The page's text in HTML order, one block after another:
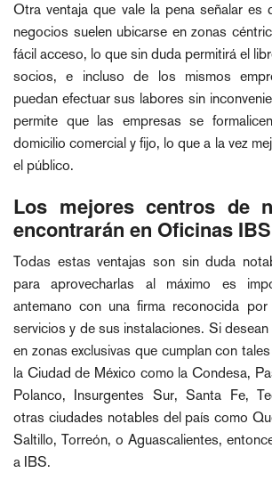
Otra ventaja que vale la pena señalar es
negocios suelen ubicarse en zonas
fácil acceso, lo que sin duda permitirá el
socios, e incluso de los mismos
puedan efectuar sus labores sin
permite que las empresas se
domicilio comercial y fijo, lo que a la vez
el público.
Los mejores centros de
encontrarán en Oficinas IBS
Todas estas ventajas son sin duda
para aprovecharlas al máximo es
antemano con una firma reconocida
servicios y de sus instalaciones. Si
en zonas exclusivas que cumplan con
la Ciudad de México como la Condesa,
Polanco, Insurgentes Sur, Santa Fe,
otras ciudades notables del país como
Saltillo, Torreón, o Aguascalientes,
a IBS.